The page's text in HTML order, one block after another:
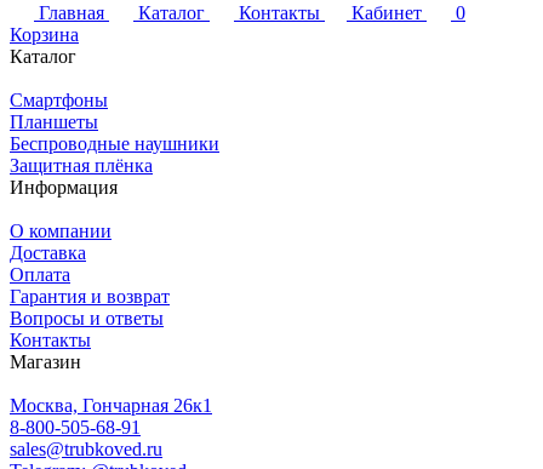
Главная Каталог Контакты Кабинет
0
Корзина
Каталог
Смартфоны
Планшеты
Беспроводные наушники
Защитная плёнка
Информация
О компании
Доставка
Оплата
Гарантия и возврат
Вопросы и ответы
Контакты
Магазин
Москва, Гончарная 26к1
8-800-505-68-91
sales@trubkoved.ru